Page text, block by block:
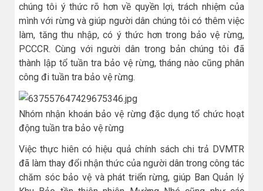
chúng tôi ý thức rõ hơn về quyền lợi, trách nhiệm của
mình với rừng và giúp người dân chúng tôi có thêm việc
làm, tăng thu nhập, có ý thức hơn trong bảo vệ rừng,
PCCCR. Cùng với người dân trong bản chúng tôi đã
thành lập tổ tuần tra bảo vệ rừng, tháng nào cũng phân
công đi tuần tra bảo vệ rừng.
Nhóm nhận khoán bảo vệ rừng đặc dụng tổ chức hoạt
động tuần tra bảo vệ rừng
Việc thực hiên có hiệu quả chính sách chi trả DVMTR
đã làm thay đổi nhận thức của người dân trong công tác
chăm sóc bảo vệ và phát triển rừng, giúp Ban Quản lý